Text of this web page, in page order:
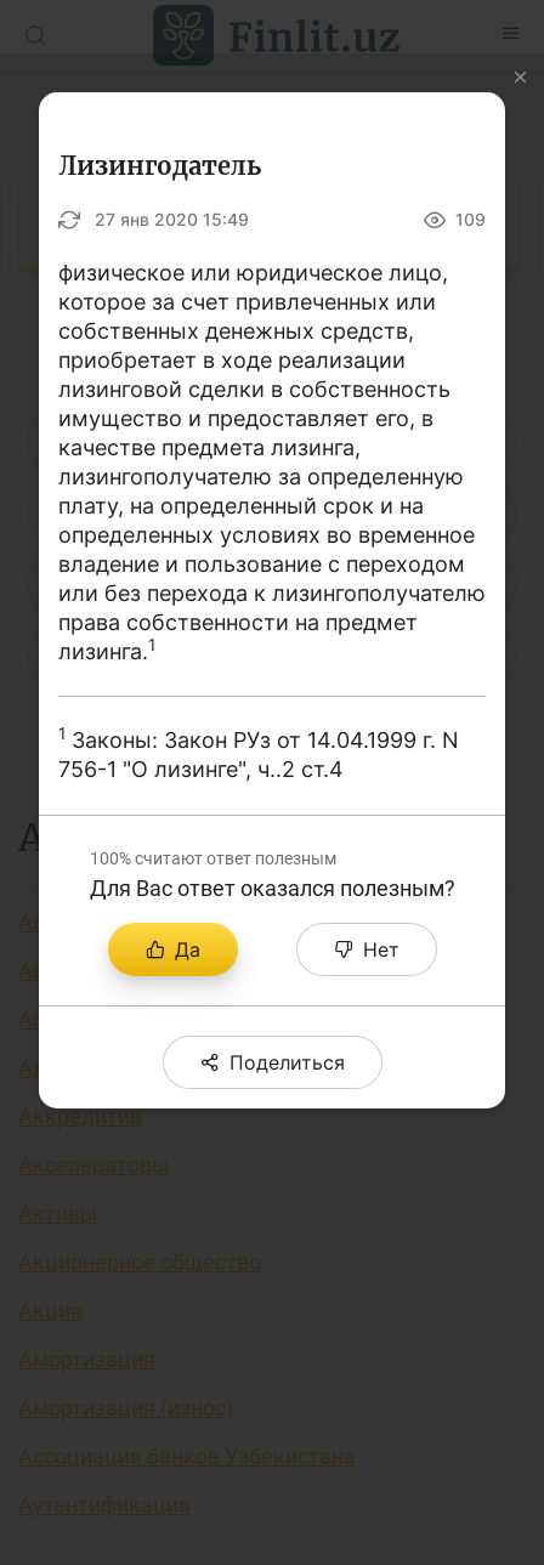
Рус
Статьи
Учебные материалы
Глоссарий
Книги по финансовой грамотности
Видео
Проекты
Интерактивные услуги
Фотогалерея
О проекте
Поиск по сайту
Глоссарий
Кириллица Латиница
А Б В Г Д
Ж З И Й К Л
Н О П Р С Т У
Ф Х
...
А
Аббревиатура финансовых технологий
Авторизация
Агент финансовый
Административно регулируемые цены
Аккредитив
Акселераторы
Активы
Акционерное общество
Акция
Амортизация
Амортизация (износ)
Ассоциация банков Узбекистана
Аутентификация
Лизингодатель
27 янв 2020 15:49 109
физическое или юридическое лицо,
которое за счет привлеченных или
собственных денежных средств,
приобретает в ходе реализации
лизинговой сделки в собственность
имущество и предоставляет его, в
качестве предмета лизинга,
лизингополучателю за определенную
плату, на определенный срок и на
определенных условиях во временное
владение и пользование с переходом
или без перехода к лизингополучателю
права собственности на предмет
лизинга.1
1 Законы: Закон РУз от 14.04.1999 г. N
756-1 "О лизинге", ч..2 ст.4
100%считают ответ полезным
Для Вас ответ оказался полезным?
Да Нет
Поделиться